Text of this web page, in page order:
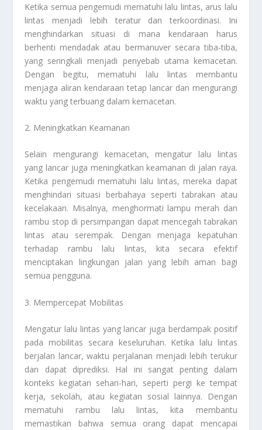
Ketika semua pengemudi mematuhi lalu lintas, arus lalu
lintas menjadi lebih teratur dan terkoordinasi. Ini
menghindarkan situasi di mana kendaraan harus
berhenti mendadak atau bermanuver secara tiba-tiba,
yang seringkali menjadi penyebab utama kemacetan.
Dengan begitu, mematuhi lalu lintas membantu
menjaga aliran kendaraan tetap lancar dan mengurangi
waktu yang terbuang dalam kemacetan.
2. Meningkatkan Keamanan
Selain mengurangi kemacetan, mengatur lalu lintas
yang lancar juga meningkatkan keamanan di jalan raya.
Ketika pengemudi mematuhi lalu lintas, mereka dapat
menghindari situasi berbahaya seperti tabrakan atau
kecelakaan. Misalnya, menghormati lampu merah dan
rambu stop di persimpangan dapat mencegah tabrakan
lintas atau serempak. Dengan menjaga kepatuhan
terhadap rambu lalu lintas, kita secara efektif
menciptakan lingkungan jalan yang lebih aman bagi
semua pengguna.
3. Mempercepat Mobilitas
Mengatur lalu lintas yang lancar juga berdampak positif
pada mobilitas secara keseluruhan. Ketika lalu lintas
berjalan lancar, waktu perjalanan menjadi lebih terukur
dan dapat diprediksi. Hal ini sangat penting dalam
konteks kegiatan sehari-hari, seperti pergi ke tempat
kerja, sekolah, atau kegiatan sosial lainnya. Dengan
mematuhi rambu lalu lintas, kita membantu
memastikan bahwa semua orang dapat mencapai